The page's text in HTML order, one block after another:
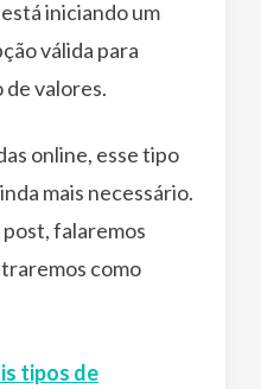
iniciando um
válida para
valores.
online, esse tipo
mais necessário.
post, falaremos
como
tipos de